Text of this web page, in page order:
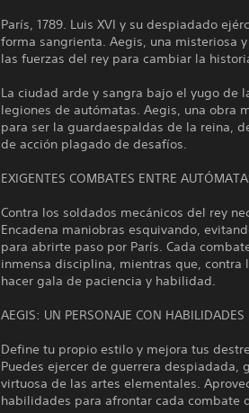
París, 1789. Luis XVI y su despiadado
forma sangrienta. Aegis, una misteriosa
las fuerzas del rey para cambiar la
La ciudad arde y sangra bajo el yugo de
legiones de autómatas. Aegis, una obra
para ser la guardaespaldas de la reina,
de acción plagado de desafíos.
EXIGENTES COMBATES ENTRE
Contra los soldados mecánicos del rey
Encadena maniobras esquivando,
para abrirte paso por París. Cada
inmensa disciplina, mientras que, contra
hacer gala de paciencia y habilidad.
AEGIS: UN PERSONAJE CON
Define tu propio estilo y mejora tus
Puedes ejercer de guerrera
virtuosa de las artes elementales.
habilidades para afrontar cada combate